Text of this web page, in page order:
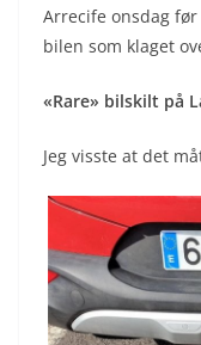
Arrecife onsdag
bilen som klaget
«Rare» bilskilt på
Jeg visste at det